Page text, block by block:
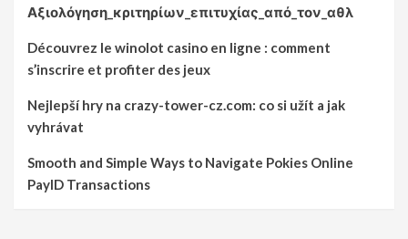
Αξιολόγηση_κριτηρίων_επιτυχίας_από_τον_αθλ
Découvrez le winolot casino en ligne : comment
s’inscrire et profiter des jeux
Nejlepší hry na crazy-tower-cz.com: co si užít a jak
vyhrávat
Smooth and Simple Ways to Navigate Pokies Online
PayID Transactions